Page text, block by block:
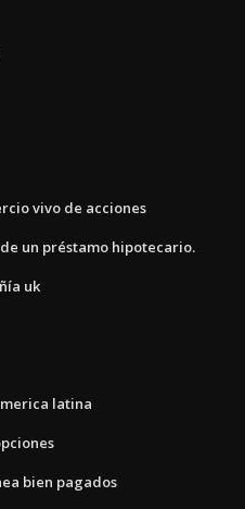
vivo de acciones
un préstamo hipotecario.
uk
latina
bien pagados